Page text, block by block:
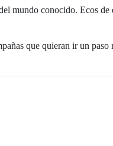
mundo conocido. Ecos
que quieran ir un